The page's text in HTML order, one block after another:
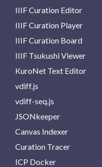
IIIF Curation Editor
IIIF Curation Player
IIIF Curation Board
IIIF Tsukushi Viewer
KuroNet Text Editor
vdiff.js
vdiff-seq.js
JSONkeeper
Canvas Indexer
Curation Tracer
ICP Docker